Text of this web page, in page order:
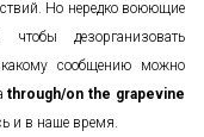
Но нередко воюющие
дезорганизовать
какому сообщению можно
through/on the grapevine
и в наше время.